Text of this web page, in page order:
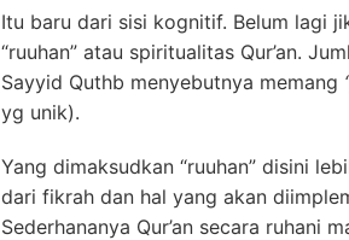
Itu baru dari sisi kognitif. Belum lagi
“ruuhan” atau spiritualitas Qur’an.
Sayyid Quthb menyebutnya memang
yg unik).
Yang dimaksudkan “ruuhan” disini
dari fikrah dan hal yang akan
Sederhananya Qur’an secara ruhani